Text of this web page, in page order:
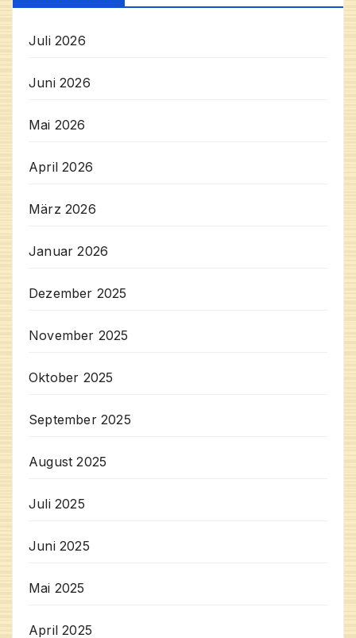
Juli 2026
Juni 2026
Mai 2026
April 2026
März 2026
Januar 2026
Dezember 2025
November 2025
Oktober 2025
September 2025
August 2025
Juli 2025
Juni 2025
Mai 2025
April 2025